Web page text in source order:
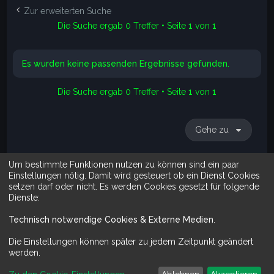
Zur erweiterten Suche
Die Suche ergab 0 Treffer • Seite 1 von 1
Es wurden keine passenden Ergebnisse gefunden.
Die Suche ergab 0 Treffer • Seite 1 von 1
Gehe zu
SucheErweiterte Suche
Mit Do It Yourself sparst du Geld und schaffst zugleich was dir
Um bestimmte Funktionen nutzen zu können sind ein paar
Einstellungen nötig. Damit wird gesteuert ob ein Dienst Cookies
setzen darf oder nicht. Es werden Cookies gesetzt für folgende
Dienste:
Technisch notwendige Cookies & Externe Medien
Die Einstellungen können später zu jedem Zeitpunkt geändert
werden.